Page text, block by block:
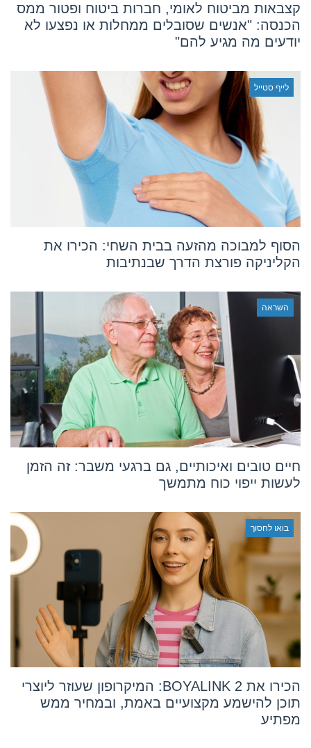
קצבאות מביטוח לאומי, חברות ביטוח ופטור ממס
הכנסה: "אנשים שסובלים ממחלות או נפצעו לא
יודעים מה מגיע להם"
לייף סטייל
הסוף למבוכה מהזעה בבית השחי: הכירו את
הקליניקה פורצת הדרך שבנתיבות
השראה
חיים טובים ואיכותיים, גם ברגעי משבר: זה הזמן
לעשות ייפוי כוח מתמשך
בואו לחסוך
הכירו את BOYALINK 2: המיקרופון שעוזר ליוצרי
תוכן להישמע מקצועיים באמת, ובמחיר ממש
מפתיע